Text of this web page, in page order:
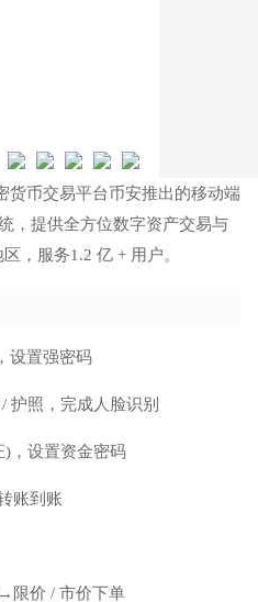
货币交易平台币安推出的移动端
，提供全方位数字资产交易与
，服务1.2 亿 + 用户。
设置强密码
护照，完成人脸识别
)，设置资金密码
账到账
限价 / 市价下单